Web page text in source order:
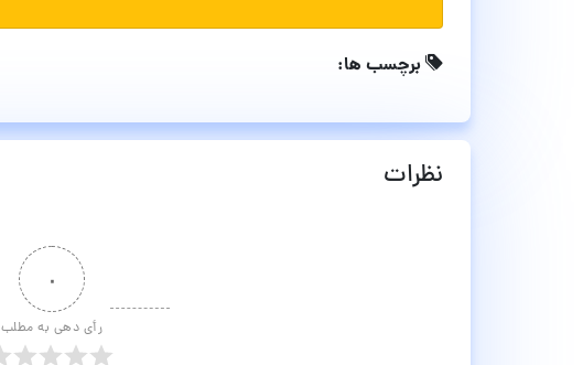
برچسب ها:
نظرات
۰
رأی دهی به مطلب